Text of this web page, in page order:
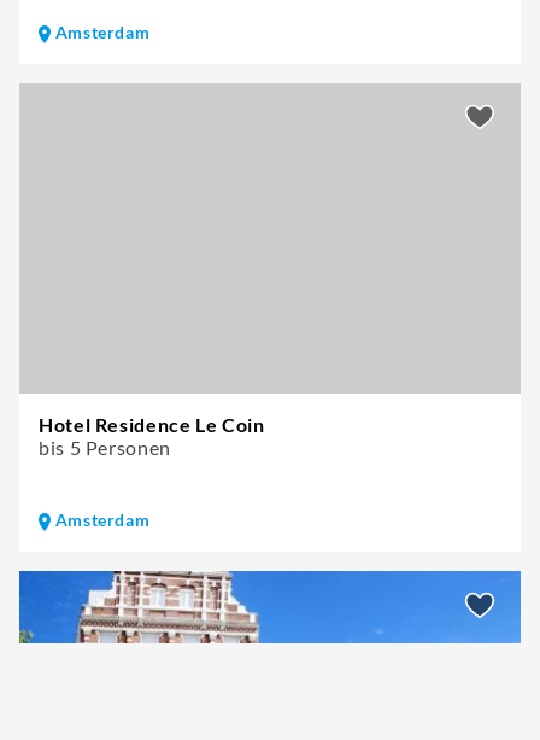
Amsterdam
Hotel Residence Le Coin
bis 5 Personen
Amsterdam